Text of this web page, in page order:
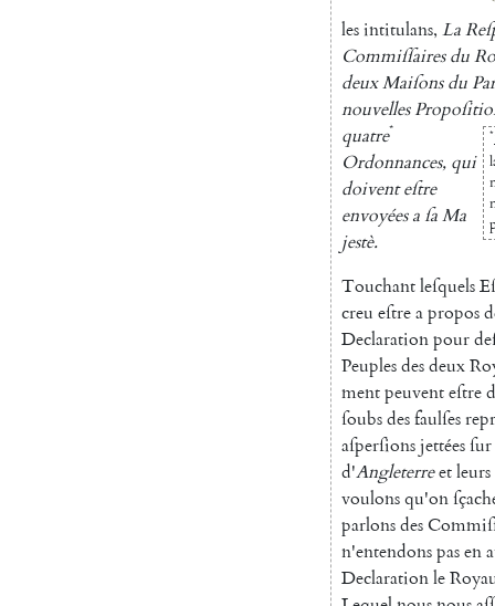
lesintitulans, La
Commiſſaires du
deuxMaiſons du
nouvelles
quatre* *
Ordonnances, qui
doivent eſtre
envoyées a ſaMa
jestè.
Touchantleſquels
creu eſtreapropos
Declarationpour
Peuplesdesdeux
mentpeuventeſtre
ſoubsdesfaulſes
aſperſionsjettéesſur
d'Angleterreetleurs
voulonsqu'on
parlonsdes
n'entendonspasen
Declarationle